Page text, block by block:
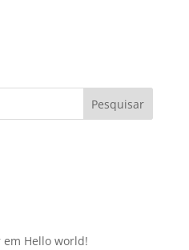
em Hello world!